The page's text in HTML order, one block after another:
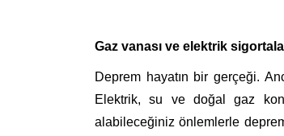
Gaz vanası ve elektrik
Deprem hayatın bir gerçeği.
Elektrik, su ve doğal gaz
alabileceğiniz önlemlerle